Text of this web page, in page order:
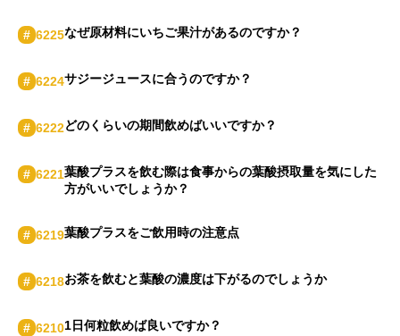
# 6225なぜ原材料にいちご果汁があるのですか？
# 6224サジージュースに合うのですか？
# 6222どのくらいの期間飲めばいいですか？
# 6221葉酸プラスを飲む際は⾷事からの葉酸摂取量を気にした
⽅がいいでしょうか？
# 6219葉酸プラスをご飲⽤時の注意点
# 6218お茶を飲むと葉酸の濃度は下がるのでしょうか
# 62101⽇何粒飲めば良いですか？